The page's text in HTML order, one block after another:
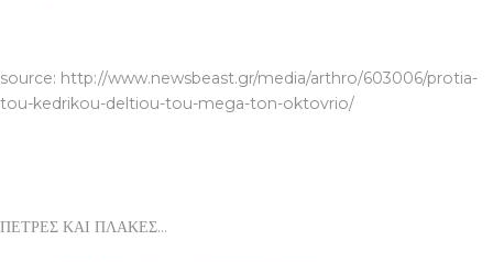
source: http://www.newsbeast.gr/media/arthro/603006/protia-
tou-kedrikou-deltiou-tou-mega-ton-oktovrio/
ΠΕΤΡΕΣ ΚΑΙ ΠΛΑΚΕΣ…